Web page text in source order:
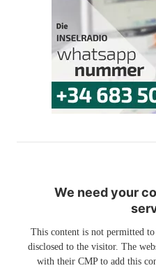
We need your
This content is not permitted
disclosed to the visitor. The
with their CMP to add this